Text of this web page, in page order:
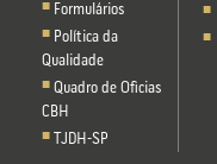
Formulários
Política da
Qualidade
Quadro de Oficias
CBH
TJDH-SP